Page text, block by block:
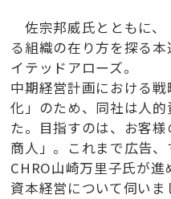
佐宗邦威氏とともに、
る組織の在り方を探る
イテッドアローズ。
中期経営計画における
化」のため、同社は人
た。目指すのは、お客
商人」。これまで広告
CHRO山崎万里子氏が
資本経営について伺いま